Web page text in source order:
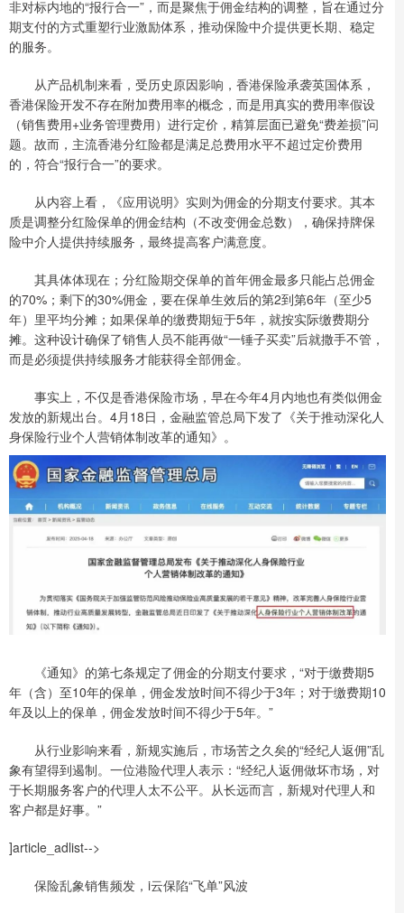
非对标内地的“报行合一”，而是聚焦于佣金结构的调整，旨在通过分
期支付的方式重塑行业激励体系，推动保险中介提供更长期、稳定
的服务。
从产品机制来看，受历史原因影响，香港保险承袭英国体系，
香港保险开发不存在附加费用率的概念，而是用真实的费用率假设
（销售费用+业务管理费用）进行定价，精算层面已避免“费差损”问
题。故而，主流香港分红险都是满足总费用水平不超过定价费用
的，符合“报行合一”的要求。
从内容上看，《应用说明》实则为佣金的分期支付要求。其本
质是调整分红险保单的佣金结构（不改变佣金总数），确保持牌保
险中介人提供持续服务，最终提高客户满意度。
其具体体现在；分红险期交保单的首年佣金最多只能占总佣金
的70%；剩下的30%佣金，要在保单生效后的第2到第6年（至少5
年）里平均分摊；如果保单的缴费期短于5年，就按实际缴费期分
摊。这种设计确保了销售人员不能再做“一锤子买卖”后就撒手不管，
而是必须提供持续服务才能获得全部佣金。
事实上，不仅是香港保险市场，早在今年4月内地也有类似佣金
发放的新规出台。4月18日，金融监管总局下发了《关于推动深化人
身保险行业个人营销体制改革的通知》。
《通知》的第七条规定了佣金的分期支付要求，“对于缴费期5
年（含）至10年的保单，佣金发放时间不得少于3年；对于缴费期10
年及以上的保单，佣金发放时间不得少于5年。”
从行业影响来看，新规实施后，市场苦之久矣的“经纪人返佣”乱
象有望得到遏制。一位港险代理人表示：“经纪人返佣做坏市场，对
于长期服务客户的代理人太不公平。从长远而言，新规对代理人和
客户都是好事。”
]article_adlist-->
保险乱象销售频发，i云保陷“飞单”风波